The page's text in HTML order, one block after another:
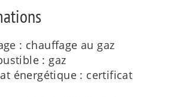
: chauffage au gaz
: gaz
énergétique : certificat